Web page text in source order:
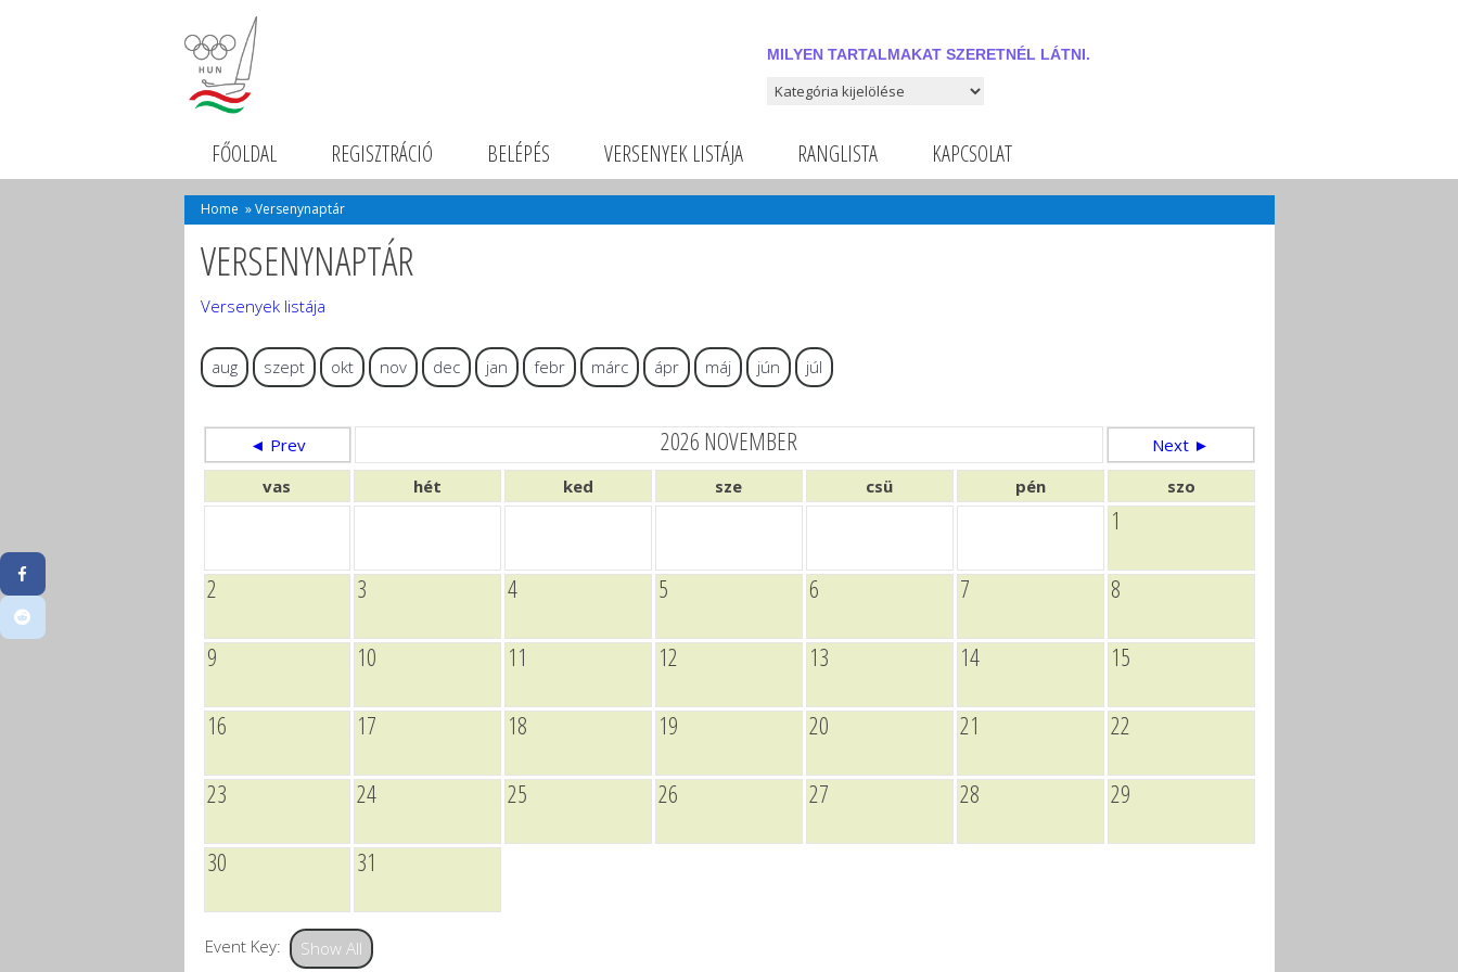
MILYEN TARTALMAKAT SZERETNÉL LÁTNI.
Milyen tartalmakat szeretnél látni.
FŐOLDAL REGISZTRÁCIÓ BELÉPÉS VERSENYEK LISTÁJA RANGLISTA KAPCSOLAT
Home »Versenynaptár
VERSENYNAPTÁR
Versenyek listája
aug szept okt nov dec jan febr márc ápr máj jún júl
◄ Prev 2026 NOVEMBER
Next ►
vas
hét ked sze csü pén szo
1
2 3 4 5 6 7 8
9 10 11 12 13 14 15
16 17 18 19 20 21 22
23 24 25 26 27 28 29
30 31
Event Key: Show All